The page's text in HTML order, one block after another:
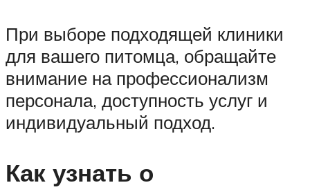
При выборе подходящей клиники
для вашего питомца, обращайте
внимание на профессионализм
персонала, доступность услуг и
индивидуальный подход.
Как узнать о